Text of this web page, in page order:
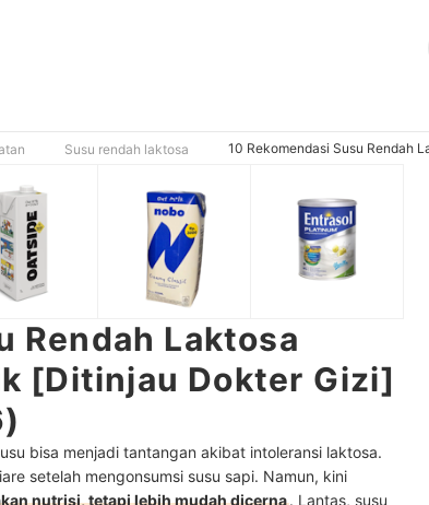
Susu rendah laktosa 10 Rekomendasi Susu Rendah
Rendah Laktosa
[Ditinjau Dokter Gizi]
bisa menjadi tantangan akibat intoleransi laktosa.
setelah mengonsumsi susu sapi. Namun, kini
nutrisi, tetapi lebih mudah dicerna. Lantas, susu